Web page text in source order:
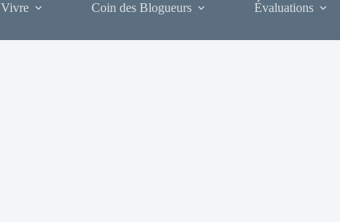
Coin des Blogueurs Évaluations